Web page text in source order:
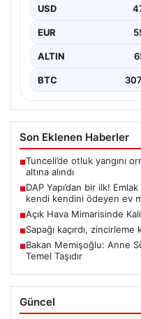
USD
EUR
ALTIN
BTC
Son Eklenen Haberler
■Tunceli’de otluk yangını
altına alındı
■DAP Yapı’dan bir ilk!
kendi kendini ödeyen ev
■Açık Hava Mimarisinde
■Sapağı kaçırdı, zincirleme
■Bakan Memişoğlu: Anne
Temel Taşıdır
Güncel